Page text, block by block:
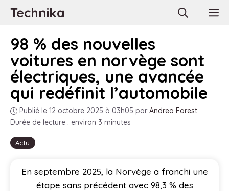
AllerTechnika
Actu
98 % des nouvelles
voitures en norvège sont
électriques, une avancée
qui redéfinit l’automobile
Publié le 12 octobre 2025 à 03h05 par Andrea Forest
·
Durée de lecture : environ 3 minutes
En septembre 2025, la Norvège a franchi une
étape sans précédent avec 98,3 % des